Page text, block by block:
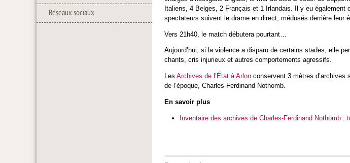
Réseaux sociaux
Italiens, 4 Belges, 2 Français et 1 Irlandais. Il y eu
spectateurs suivent le drame en direct, médusés derrière leur
Vers 21h40, le match débutera pourtant…
Aujourd’hui, si la violence a disparu de certains stades, elle
chants, cris injurieux et autres comportements agressifs.
Les Archives de l’État à Arlon conservent 3 mètres d’archives
de l’époque, Charles-Ferdinand Nothomb.
En savoir plus
Inventaire des archives de Charles-Ferdinand Nothomb :